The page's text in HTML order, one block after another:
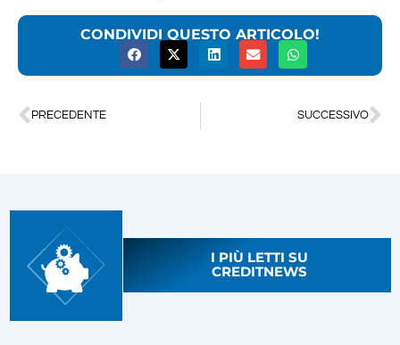
CONDIVIDI QUESTO ARTICOLO!
PRECEDENTE SUCCESSIVO
I PIÙ LETTI SU
CREDITNEWS